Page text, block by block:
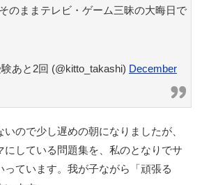
のままテレビ・ゲーム三昧の大晦日で
あと2回 (@kitto_takashi) December
ので少し遅めの朝になりましたが、
にしている問題集を、私のとなりでサ
っています。我が子ながら「頑張る